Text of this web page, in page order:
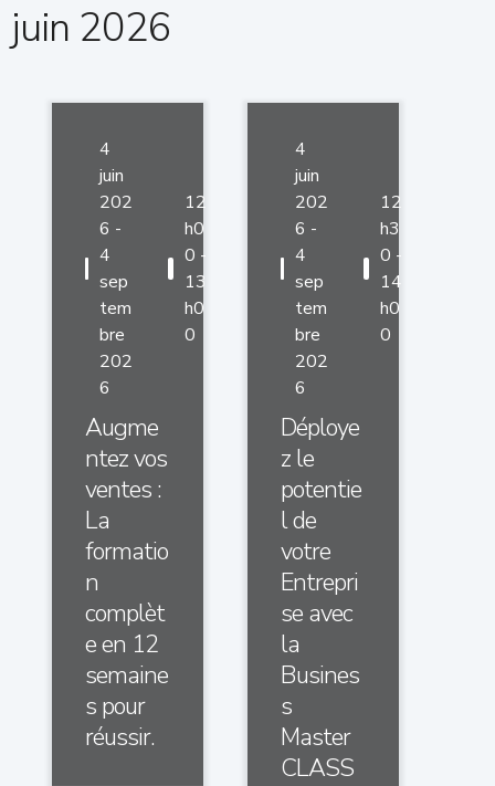
juin 2026
4
juin
202
6 -
4
sep
tem
bre
202
6
12
h0
0 -
13
h0
0
Augme
ntez vos
ventes :
La
formatio
n
complèt
e en 12
semaine
s pour
réussir.
4
juin
202
6 -
4
sep
tem
bre
202
6
12
h3
0 -
14
h0
0
Déploye
z le
potentie
l de
votre
Entrepri
se avec
la
Busines
s
Master
CLASS